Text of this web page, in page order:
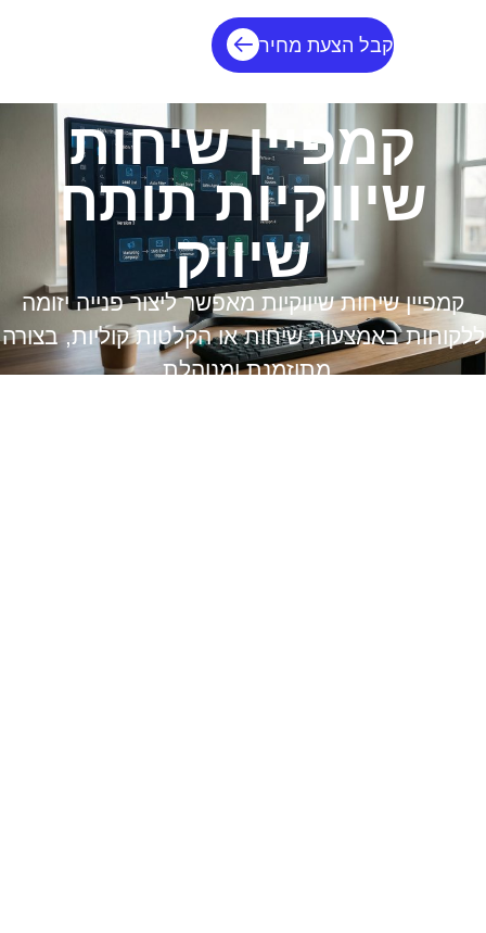
קבל הצעת מחיר
קמפיין שיחות
שיווקיות תותח
שיווק
קמפיין שיחות שיווקיות מאפשר ליצור פנייה יזומה
ללקוחות באמצעות שיחות או הקלטות קוליות, בצורה
מתוזמנת ומנוהלת.